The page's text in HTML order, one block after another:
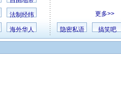
法制经纬
海外华人
更多>>
隐密私语 搞笑吧